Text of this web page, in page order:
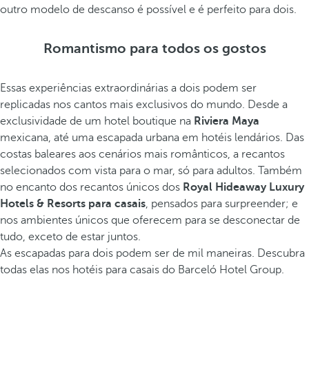
outro modelo de descanso é possível e é perfeito para dois.
Romantismo para todos os gostos
Essas experiências extraordinárias a dois podem ser
replicadas nos cantos mais exclusivos do mundo. Desde a
exclusividade de um hotel boutique na Riviera Maya
mexicana, até uma escapada urbana em hotéis lendários. Das
costas baleares aos cenários mais românticos, a recantos
selecionados com vista para o mar, só para adultos. Também
no encanto dos recantos únicos dos Royal Hideaway Luxury
Hotels & Resorts para casais, pensados para surpreender; e
nos ambientes únicos que oferecem para se desconectar de
tudo, exceto de estar juntos.
As escapadas para dois podem ser de mil maneiras. Descubra
todas elas nos hotéis para casais do Barceló Hotel Group.